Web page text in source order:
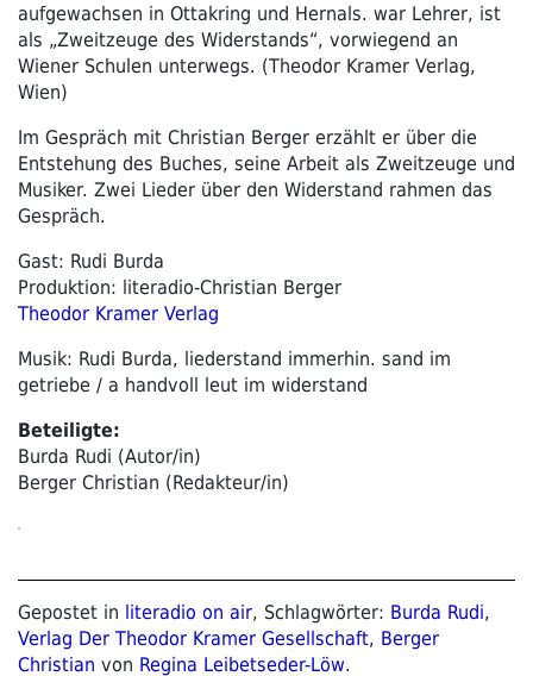
aufgewachsen in Ottakring und Hernals. war Lehrer, ist
als „Zweitzeuge des Widerstands“, vorwiegend an
Wiener Schulen unterwegs. (Theodor Kramer Verlag,
Wien)
Im Gespräch mit Christian Berger erzählt er über die
Entstehung des Buches, seine Arbeit als Zweitzeuge und
Musiker. Zwei Lieder über den Widerstand rahmen das
Gespräch.
Gast: Rudi Burda
Produktion: literadio-Christian Berger
Theodor Kramer Verlag
Musik: Rudi Burda, liederstand immerhin. sand im
getriebe / a handvoll leut im widerstand
Beteiligte:
Burda Rudi (Autor/in)
Berger Christian (Redakteur/in)
Gepostet in literadio on air, Schlagwörter: Burda Rudi,
Verlag Der Theodor Kramer Gesellschaft, Berger
Christian von Regina Leibetseder-Löw.